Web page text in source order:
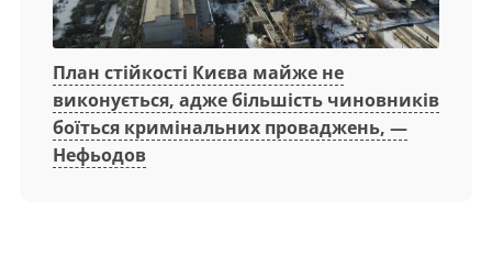
План стійкості Києва майже не
виконується, адже більшість чиновників
боїться кримінальних проваджень, —
Нефьодов